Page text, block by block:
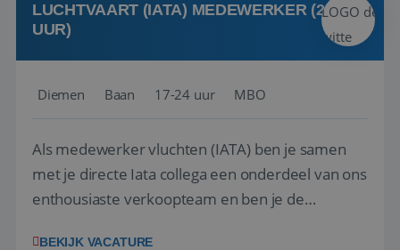
LUCHTVAART (IATA) MEDEWERKER (24-32
UUR)
Diemen Baan 17-24 uur MBO
Als medewerker vluchten (IATA) ben je samen
met je directe Iata collega een onderdeel van ons
enthousiaste verkoopteam en ben je de
BEKIJK VACATURE